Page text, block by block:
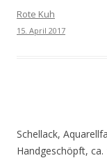
Rote Kuh
15. April 2017
Schellack,
Handgeschöpft,